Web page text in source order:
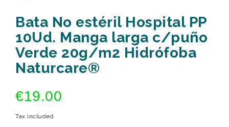
Bata No estéril Hospital PP
10Ud. Manga larga c/puño
Verde 20g/m2 Hidrófoba
Naturcare®
€19.00
Tax included